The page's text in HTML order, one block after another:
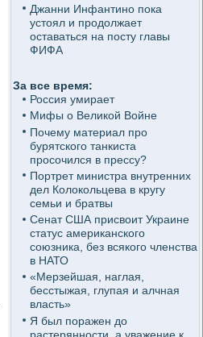
Джанни Инфантино пока
устоял и продолжает
оставаться на посту главы
ФИФА
За все время:
Россия умирает
Мифы о Великой Войне
Почему материал про
бурятского танкиста
просочился в прессу?
Портрет министра внутренних
дел Колокольцева в кругу
семьи и братвы
Сенат США присвоит Украине
статус американского
союзника, без всякого членства
в НАТО
«Мерзейшая, наглая,
бесстыжая, глупая и алчная
власть»
Я был поражен до
растерянности, а уважение к